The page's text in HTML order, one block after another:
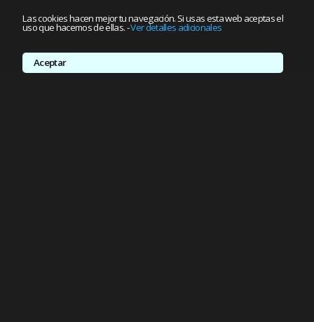
Las cookies hacen mejor tu navegación. Si usas esta web aceptas el
uso que hacemos de ellas.-Ver detalles adicionales
Aceptar